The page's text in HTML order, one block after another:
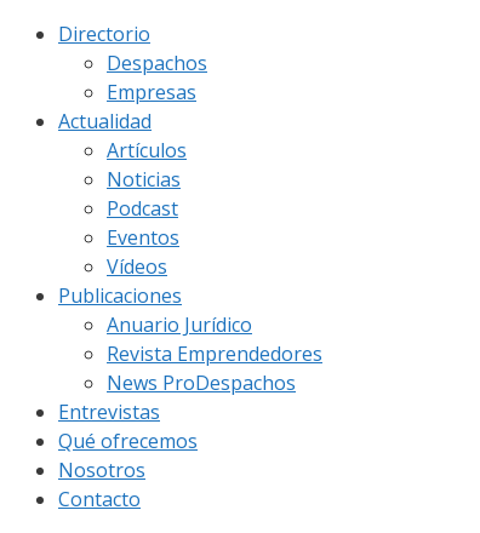
Directorio
Despachos
Empresas
Actualidad
Artículos
Noticias
Podcast
Eventos
Vídeos
Publicaciones
Anuario Jurídico
Revista Emprendedores
News ProDespachos
Entrevistas
Qué ofrecemos
Nosotros
Contacto